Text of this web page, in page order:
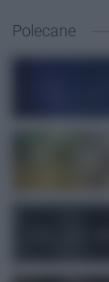
Polecane